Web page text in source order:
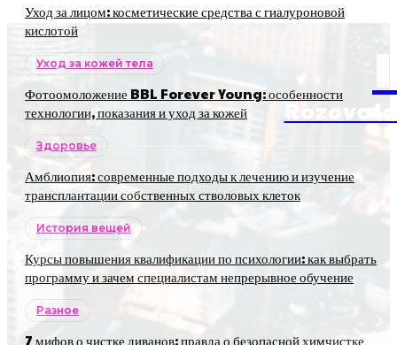
Уход за лицом: косметические средства с гиалуроновой
кислотой
Уход за кожей тела
Фотоомоложение BBL Forever Young: особенности
технологии, показания и уход за кожей
Здоровье
Амблиопия: современные подходы к лечению и изучение
трансплантации собственных стволовых клеток
История вещей
Курсы повышения квалификации по психологии: как выбрать
программу и зачем специалистам непрерывное обучение
Разное
7 мифов о чистке диванов: правда о безопасной химчистке